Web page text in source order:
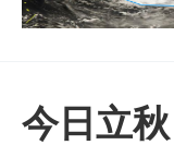
今日立